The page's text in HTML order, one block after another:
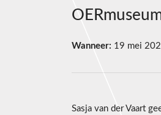
Wanneer: 19 mei
Sasja van der Vaart